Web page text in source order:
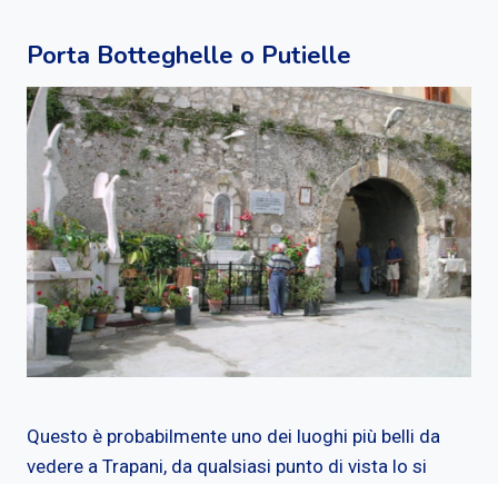
Porta Botteghelle o Putielle
Questo è probabilmente uno dei luoghi più belli da
vedere a Trapani, da qualsiasi punto di vista lo si